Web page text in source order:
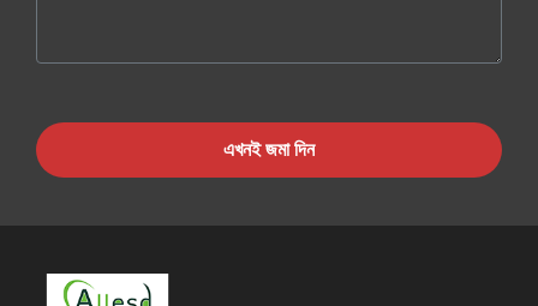
এখনই জমা দিন